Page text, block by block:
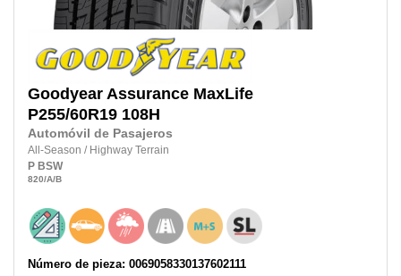
Goodyear Assurance MaxLife
P255/60R19 108H
Automóvil de Pasajeros
All-Season / Highway Terrain
P BSW
820/A/B
Número de pieza: 0069058330137602111